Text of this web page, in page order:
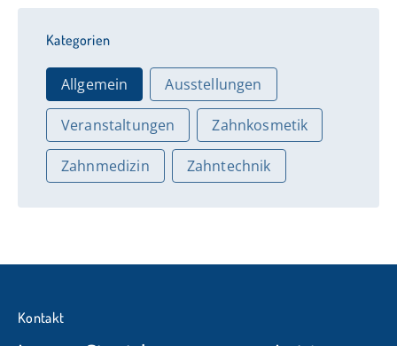
Kategorien
Allgemein Ausstellungen
Veranstaltungen Zahnkosmetik
Zahnmedizin Zahntechnik
Kontakt